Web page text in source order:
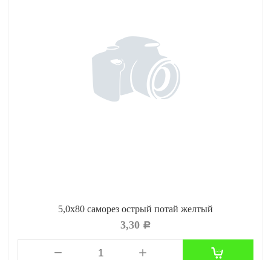
5,0х80 саморез острый потай желтый
3,30 Р